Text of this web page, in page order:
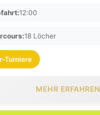
12:00
18 Löcher
Turniere
MEHR ERFAHREN